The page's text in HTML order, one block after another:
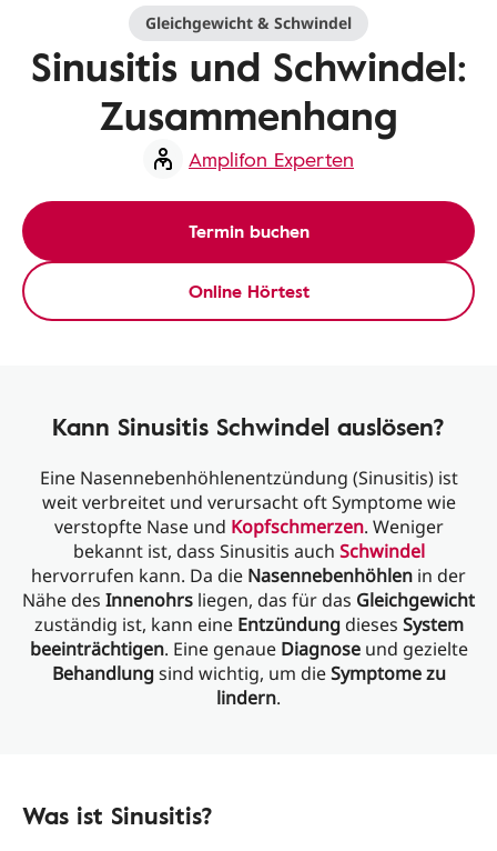
Gleichgewicht & Schwindel
Sinusitis und Schwindel:
Zusammenhang
Amplifon Experten
Termin buchen
Online Hörtest
Kann Sinusitis Schwindel auslösen?
Eine Nasennebenhöhlenentzündung (Sinusitis) ist
weit verbreitet und verursacht oft Symptome wie
verstopfte Nase und Kopfschmerzen. Weniger
bekannt ist, dass Sinusitis auch Schwindel
hervorrufen kann. Da die Nasennebenhöhlen in der
Nähe des Innenohrs liegen, das für das Gleichgewicht
zuständig ist, kann eine Entzündungdieses System
beeinträchtigen. Eine genaue Diagnoseund gezielte
Behandlungsind wichtig, um dieSymptome zu
lindern.
Was ist Sinusitis?